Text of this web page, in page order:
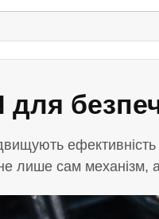
для
лише сам механізм,